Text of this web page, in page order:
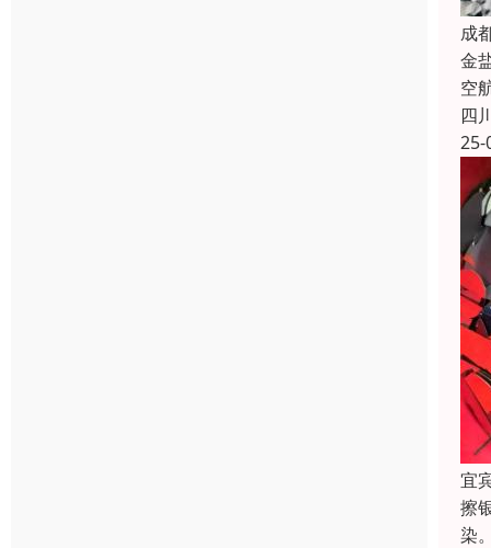
成
金
空
四
25-
宜
擦
染